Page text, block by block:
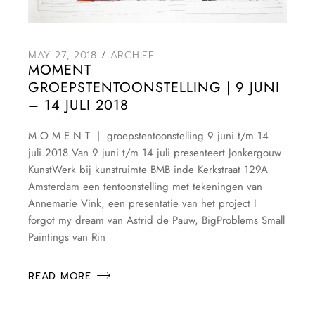
MAY 27, 2018 ARCHIEF
MOMENT
GROEPSTENTOONSTELLING | 9 JUNI
– 14 JULI 2018
M O M E N T | groepstentoonstelling 9 juni t/m 14
juli 2018 Van 9 juni t/m 14 juli presenteert Jonkergouw
KunstWerk bij kunstruimte BMB inde Kerkstraat 129A
Amsterdam een tentoonstelling met tekeningen van
Annemarie Vink, een presentatie van het project I
forgot my dream van Astrid de Pauw, BigProblems Small
Paintings van Rin
READ MORE